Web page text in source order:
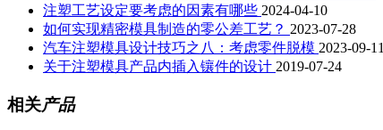
注塑工艺设定要考虑的因素有哪些 2024-04-10
如何实现精密模具制造的零公差工艺？ 2023-07-28
汽车注塑模具设计技巧之八：考虑零件脱模 2023-09-11
关于注塑模具产品内插入镶件的设计 2019-07-24
相关产品